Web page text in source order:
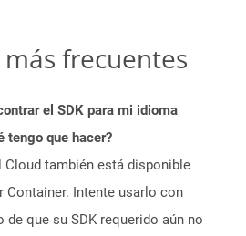
frecuentes
el SDK para mi idioma
tengo que hacer?
Cloud también está disponible
Container. Intente usarlo con
de que su SDK requerido aún no